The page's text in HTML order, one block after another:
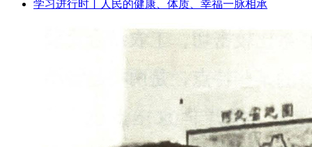
学习进行时丨人民的健康、体质、幸福一脉相承